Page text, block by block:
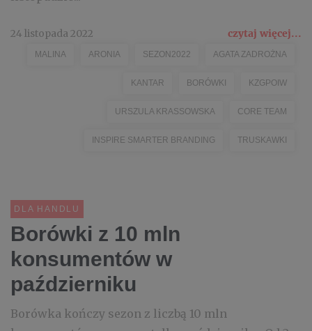
24 listopada 2022 czytaj więcej...
MALINA ARONIA SEZON2022 AGATA ZADROŻNA
KANTAR BORÓWKI KZGPOIW
URSZULA KRASSOWSKA CORE TEAM
INSPIRE SMARTER BRANDING TRUSKAWKI
DLA HANDLU
Borówki z 10 mln
konsumentów w
październiku
Borówka kończy sezon z liczbą 10 mln